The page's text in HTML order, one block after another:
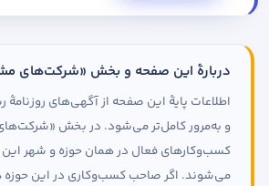
دربارهٔ این صفحه و بخش «شرکت‌های
اطلاعات پایهٔ این صفحه از آگهی‌های
و به‌مرور کامل‌تر می‌شود. در بخش
کسب‌وکارهای فعال در همان حوزه و شهر
می‌شوند. اگر صاحب کسب‌وکاری در این حوزه